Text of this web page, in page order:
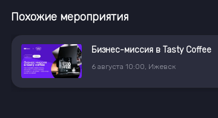
Похожие мероприятия
Бизнес-миссия в Tasty Coffee
6 августа 10:00 Ижевск